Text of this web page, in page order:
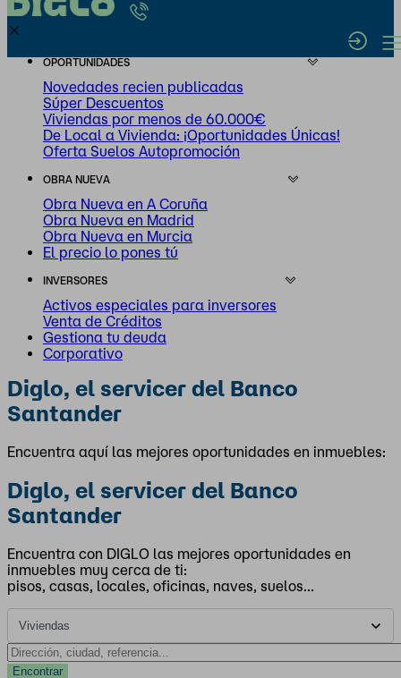
OPORTUNIDADES
Novedades recien publicadas
Súper Descuentos
Viviendas por menos de 60.000€
De Local a Vivienda: ¡Oportunidades Únicas!
Oferta Suelos Autopromoción
OBRA NUEVA
Obra Nueva en A Coruña
Obra Nueva en Madrid
Obra Nueva en Murcia
El precio lo pones tú
INVERSORES
Activos especiales para inversores
Venta de Créditos
Gestiona tu deuda
Corporativo
Diglo, el servicer del Banco
Santander
Encuentra aquí las mejores oportunidades en inmuebles:
Diglo, el servicer del Banco
Santander
Encuentra con DIGLO las mejores oportunidades en
inmuebles muy cerca de ti:
pisos, casas, locales, oficinas, naves, suelos...